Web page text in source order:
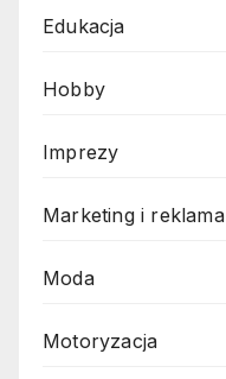
Edukacja
Hobby
Imprezy
Marketing i reklama
Moda
Motoryzacja